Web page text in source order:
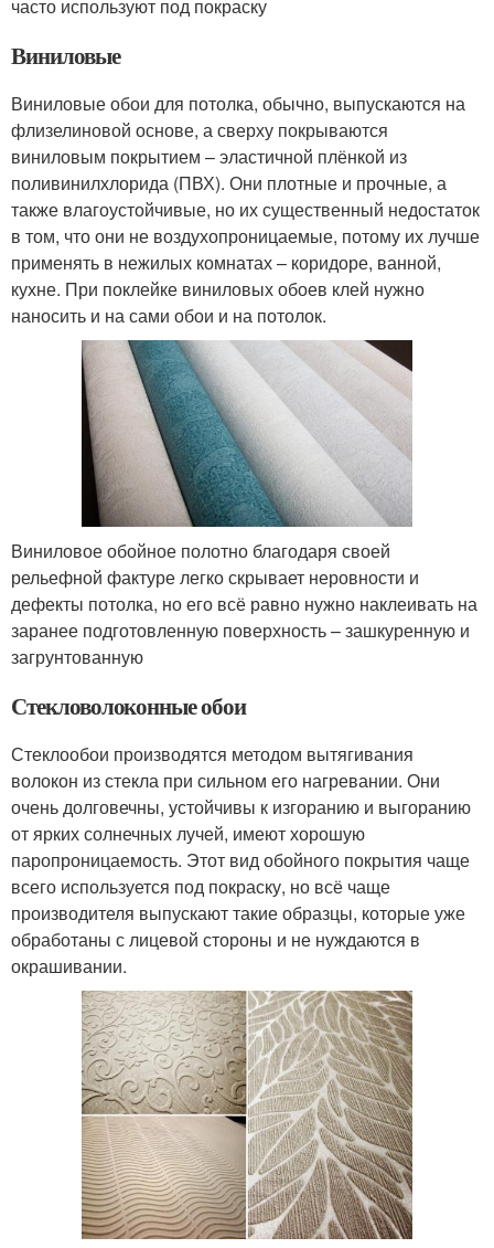
часто используют под покраску
Виниловые
Виниловые обои для потолка, обычно, выпускаются на
флизелиновой основе, а сверху покрываются
виниловым покрытием – эластичной плёнкой из
поливинилхлорида (ПВХ). Они плотные и прочные, а
также влагоустойчивые, но их существенный недостаток
в том, что они не воздухопроницаемые, потому их лучше
применять в нежилых комнатах – коридоре, ванной,
кухне. При поклейке виниловых обоев клей нужно
наносить и на сами обои и на потолок.
Виниловое обойное полотно благодаря своей
рельефной фактуре легко скрывает неровности и
дефекты потолка, но его всё равно нужно наклеивать на
заранее подготовленную поверхность – зашкуренную и
загрунтованную
Стекловолоконные обои
Стеклообои производятся методом вытягивания
волокон из стекла при сильном его нагревании. Они
очень долговечны, устойчивы к изгоранию и выгоранию
от ярких солнечных лучей, имеют хорошую
паропроницаемость. Этот вид обойного покрытия чаще
всего используется под покраску, но всё чаще
производителя выпускают такие образцы, которые уже
обработаны с лицевой стороны и не нуждаются в
окрашивании.